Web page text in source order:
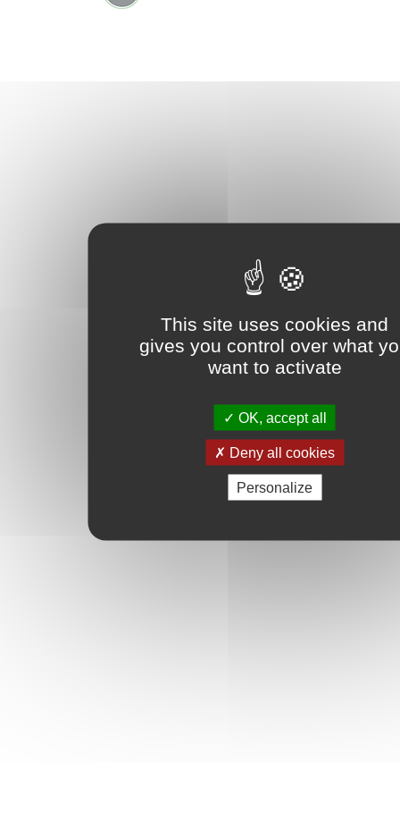
This site uses cookies and
gives you control over what
want to activate
OK, accept all
Deny all cookies
Personalize